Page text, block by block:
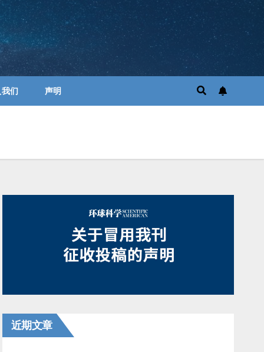
们 声明
近期文章